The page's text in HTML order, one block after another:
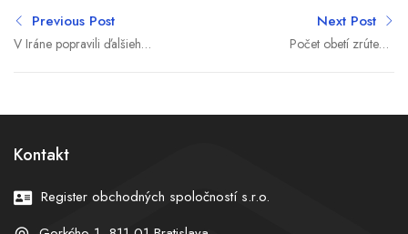
Previous Post
V Iráne popravili ďalšieho
Next Post
Počet obetí zrútenia
Kontakt
Register obchodných spoločností s.r.o.